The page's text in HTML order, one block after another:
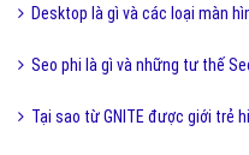
Desktop là gì và các loại màn
Seo phi là gì và những tư thế
Tại sao từ GNITE được giới trẻ